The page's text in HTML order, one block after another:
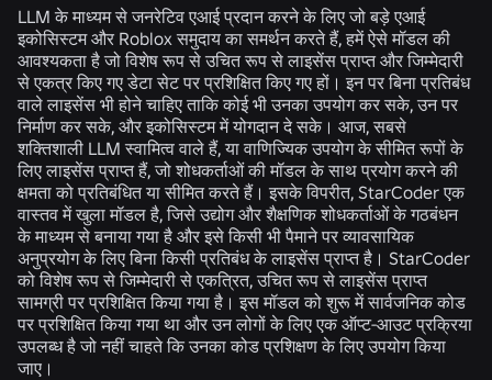
LLM के माध्यम से जनरेटिव एआई प्रदान करने के लिए जो बड़े एआई
इकोसिस्टम और Roblox समुदाय का समर्थन करते हैं, हमें ऐसे मॉडल की
आवश्यकता है जो विशेष रूप से उचित रूप से लाइसेंस प्राप्त और जिम्मेदारी
से एकत्र किए गए डेटा सेट पर प्रशिक्षित किए गए हों। इन पर बिना प्रतिबंध
वाले लाइसेंस भी होने चाहिए ताकि कोई भी उनका उपयोग कर सके, उन पर
निर्माण कर सके, और इकोसिस्टम में योगदान दे सके। आज, सबसे
शक्तिशाली LLM स्वामित्व वाले हैं, या वाणिज्यिक उपयोग के सीमित रूपों के
लिए लाइसेंस प्राप्त हैं, जो शोधकर्ताओं की मॉडल के साथ प्रयोग करने की
क्षमता को प्रतिबंधित या सीमित करते हैं। इसके विपरीत, StarCoder एक
वास्तव में खुला मॉडल है, जिसे उद्योग और शैक्षणिक शोधकर्ताओं के गठबंधन
के माध्यम से बनाया गया है और इसे किसी भी पैमाने पर व्यावसायिक
अनुप्रयोग के लिए बिना किसी प्रतिबंध के लाइसेंस प्राप्त है। StarCoder
को विशेष रूप से जिम्मेदारी से एकत्रित, उचित रूप से लाइसेंस प्राप्त
सामग्री पर प्रशिक्षित किया गया है। इस मॉडल को शुरू में सार्वजनिक कोड
पर प्रशिक्षित किया गया था और उन लोगों के लिए एक ऑप्ट-आउट प्रक्रिया
उपलब्ध है जो नहीं चाहते कि उनका कोड प्रशिक्षण के लिए उपयोग किया
जाए।